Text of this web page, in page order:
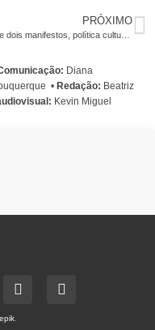
PRÓXIMO
Alvo de dois manifestos, política cultural de Dilma está em xeque
Diana
• Redação: Beatriz
Kevin Miguel
.